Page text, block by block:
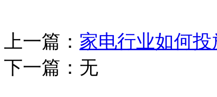
上一篇： 家电行业如何
下一篇：无